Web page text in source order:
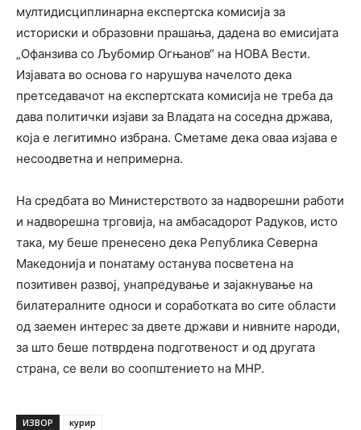
мултидисциплинарна експертска комисија за
историски и образовни прашања, дадена во емисијата
„Офанзива со Љубомир Огњанов“ на НОВА Вести.
Изјавата во основа го нарушува начелото дека
претседавачот на експертската комисија не треба да
дава политички изјави за Владата на соседна држава,
која е легитимно избрана. Сметаме дека оваа изјава е
несоодветна и непримерна.
На средбата во Министерството за надворешни работи
и надворешна трговија, на амбасадорот Радуков, исто
така, му беше пренесено дека Република Северна
Македонија и понатаму останува посветена на
позитивен развој, унапредување и зајакнување на
билатералните односи и соработката во сите области
од заемен интерес за двете држави и нивните народи,
за што беше потврдена подготвеност и од другата
страна, се вели во соопштението на МНР.
ИЗВОР курир